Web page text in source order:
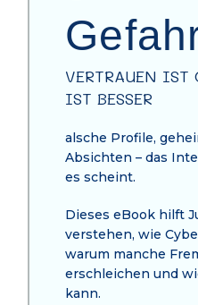
VERTRAUEN
IST BESSER
alsche Profile,
Absichten – das
es scheint.
Dieses eBook hilft
verstehen, wie
warum manche
erschleichen und
kann.